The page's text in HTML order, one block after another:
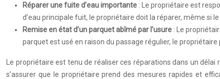
Réparer une fuite d’eau importante : Le propriétaire est
d’eau principale fuit, le propriétaire doit la réparer, même si
Remise en état d’un parquet abîmé par l’usure : Le
parquet est usé en raison du passage régulier, le
Le propriétaire est tenu de réaliser ces réparations dans un
s’assurer que le propriétaire prend des mesures rapides et